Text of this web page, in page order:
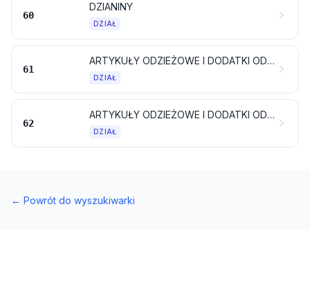
60
DZIANINY
DZIAŁ
61
ARTYKUŁY ODZIEŻOWE I DODATKI ODZIEŻOWE, DZIANE
DZIAŁ
62
ARTYKUŁY ODZIEŻOWE I DODATKI ODZIEŻOWE, NIEDZIANE
DZIAŁ
← Powrót do wyszukiwarki